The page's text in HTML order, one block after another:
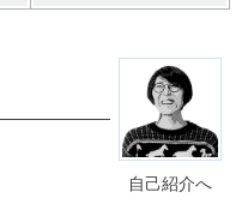
自己紹介へ